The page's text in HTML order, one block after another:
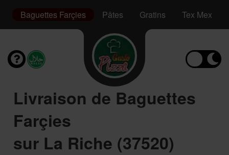
Baguettes Farçies Pâtes Gratins Tex Mex
Livraison de Baguettes
Farçies
sur La Riche (37520)